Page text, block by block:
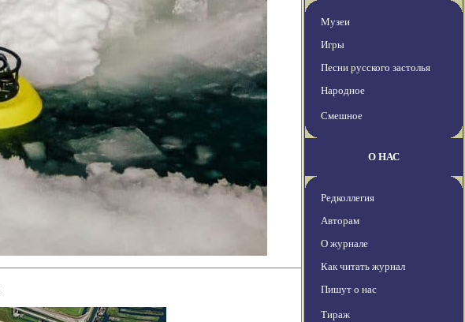
Музеи
Игры
Песни русского застолья
Народное
Смешное
О НАС
Редколлегия
Авторам
О журнале
Как читать журнал
Пишут о нас
Тираж